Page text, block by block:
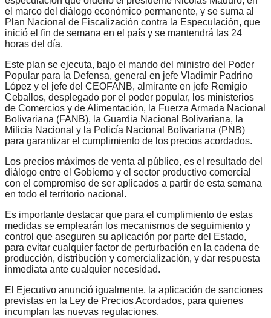
el marco del diálogo económico permanente, y se suma al
Plan Nacional de Fiscalización contra la Especulación, que
inició el fin de semana en el país y se mantendrá las 24
horas del día.
Este plan se ejecuta, bajo el mando del ministro del Poder
Popular para la Defensa, general en jefe Vladimir Padrino
López y el jefe del CEOFANB, almirante en jefe Remigio
Ceballos, desplegado por el poder popular, los ministerios
de Comercios y de Alimentación, la Fuerza Armada Nacional
Bolivariana (FANB), la Guardia Nacional Bolivariana, la
Milicia Nacional y la Policía Nacional Bolivariana (PNB)
para garantizar el cumplimiento de los precios acordados.
Los precios máximos de venta al público, es el resultado del
diálogo entre el Gobierno y el sector productivo comercial
con el compromiso de ser aplicados a partir de esta semana
en todo el territorio nacional.
Es importante destacar que para el cumplimiento de estas
medidas se emplearán los mecanismos de seguimiento y
control que aseguren su aplicación por parte del Estado,
para evitar cualquier factor de perturbación en la cadena de
producción, distribución y comercialización, y dar respuesta
inmediata ante cualquier necesidad.
El Ejecutivo anunció igualmente, la aplicación de sanciones
previstas en la Ley de Precios Acordados, para quienes
incumplan las nuevas regulaciones.